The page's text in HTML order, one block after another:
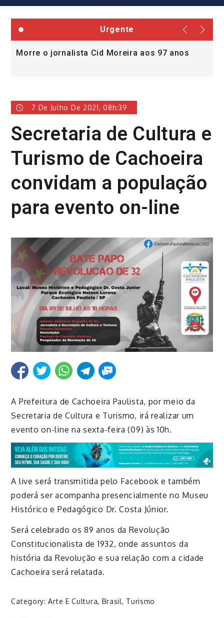
Urgente
Morre o jornalista Cid Moreira aos 97 anos
7 De Julho De 2021, 08h:39
Secretaria de Cultura e
Turismo de Cachoeira
convidam a população
para evento on-line
A Prefeitura de Cachoeira Paulista, por meio da
Secretaria de Cultura e Turismo, irá realizar um
evento on-line na sexta-feira (09) às 10h.
A live será transmitida pelo Facebook e também
poderá ser acompanha presencialmente no Museu
Histórico e Pedagógico Dr. Costa Júnior.
Será celebrado os 89 anos da Revolução
Constitucionalista de 1932, onde assuntos da
história da Revolução e sua relação com a cidade
Cachoeira será relatada.
Category:Arte E Cultura, Brasil, Turismo